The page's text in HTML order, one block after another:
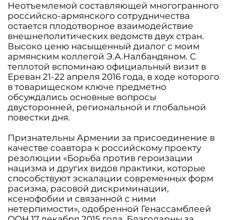
Неотъемлемой составляющей многогранного
российско-армянского сотрудничества
остается плодотворное взаимодействие
внешнеполитических ведомств двух стран.
Высоко ценю насыщенный диалог с моим
армянским коллегой Э.А.Налбандяном. С
теплотой вспоминаю официальный визит в
Ереван 21-22 апреля 2016 года, в ходе которого
в товарищеском ключе предметно
обсуждались основные вопросы
двусторонней, региональной и глобальной
повестки дня.
Признательны Армении за присоединение в
качестве соавтора к российскому проекту
резолюции «Борьба против героизации
нацизма и других видов практики, которые
способствуют эскалации современных форм
расизма, расовой дискриминации,
ксенофобии и связанной с ними
нетерпимости», одобренной Генассамблеей